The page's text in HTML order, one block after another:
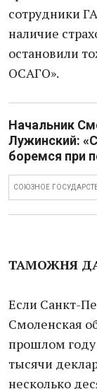
сотрудники
наличие
остановили
ОСАГО».
Начальник
Лужинский:
боремся при
СОЮЗНОЕ
ТАМОЖНЯ
Если Санкт-
Смоленская
прошлом
тысячи
несколько